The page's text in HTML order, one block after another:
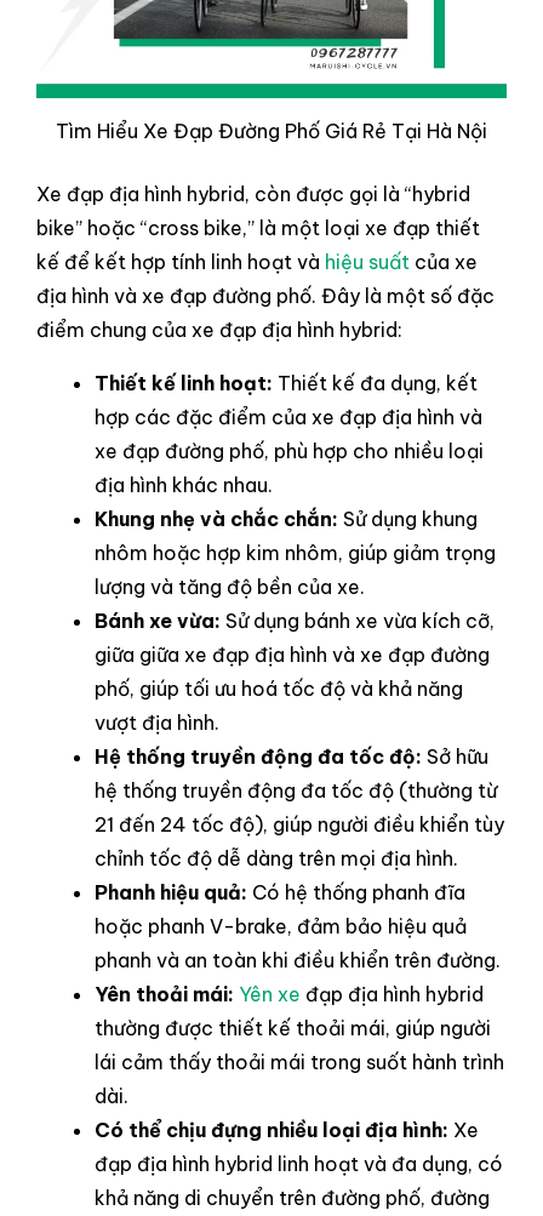
Tìm Hiểu Xe Đạp Đường Phố Giá Rẻ Tại Hà Nội
Xe đạp địa hình hybrid, còn được gọi là “hybrid
bike” hoặc “cross bike,” là một loại xe đạp thiết
kế để kết hợp tính linh hoạt và hiệu suất của xe
địa hình và xe đạp đường phố. Đây là một số đặc
điểm chung của xe đạp địa hình hybrid:
Thiết kế linh hoạt: Thiết kế đa dụng, kết
hợp các đặc điểm của xe đạp địa hình và
xe đạp đường phố, phù hợp cho nhiều loại
địa hình khác nhau.
Khung nhẹ và chắc chắn: Sử dụng khung
nhôm hoặc hợp kim nhôm, giúp giảm trọng
lượng và tăng độ bền của xe.
Bánh xe vừa: Sử dụng bánh xe vừa kích cỡ,
giữa giữa xe đạp địa hình và xe đạp đường
phố, giúp tối ưu hoá tốc độ và khả năng
vượt địa hình.
Hệ thống truyền động đa tốc độ: Sở hữu
hệ thống truyền động đa tốc độ (thường từ
21 đến 24 tốc độ), giúp người điều khiển tùy
chỉnh tốc độ dễ dàng trên mọi địa hình.
Phanh hiệu quả: Có hệ thống phanh đĩa
hoặc phanh V-brake, đảm bảo hiệu quả
phanh và an toàn khi điều khiển trên đường.
Yên thoải mái: Yên xe đạp địa hình hybrid
thường được thiết kế thoải mái, giúp người
lái cảm thấy thoải mái trong suốt hành trình
dài.
Có thể chịu đựng nhiều loại địa hình: Xe
đạp địa hình hybrid linh hoạt và đa dụng, có
khả năng di chuyển trên đường phố, đường